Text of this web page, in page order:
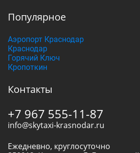
Популярное
Аэропорт Краснодар
Краснодар
Горячий Ключ
Кропоткин
Контакты
+7 967 555-11-87
info@skytaxi-krasnodar.ru
Ежедневно, круглосуточно